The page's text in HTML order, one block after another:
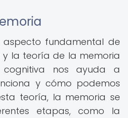
aspecto fundamental de
la teoría de la memoria
nos ayuda a
y cómo podemos
teoría, la memoria se
etapas, como la